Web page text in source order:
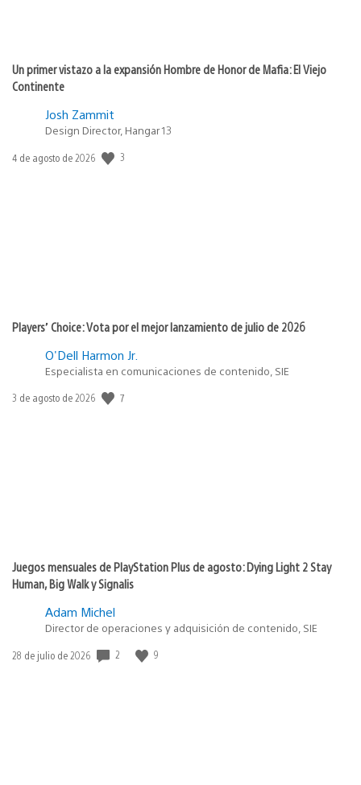
Un primer vistazo a la expansión Hombre de Honor de Mafia: El Viejo
Continente
Josh Zammit
Design Director, Hangar 13
Fecha
4 de agosto de 2026 3
Players’ Choice: Vota por el mejor lanzamiento de julio de 2026
O'Dell Harmon Jr.
Especialista en comunicaciones de contenido, SIE
Fecha
3 de agosto de 2026 7
Juegos mensuales de PlayStation Plus de agosto: Dying Light 2 Stay
Human, Big Walk y Signalis
Adam Michel
Director de operaciones y adquisición de contenido, SIE
Fecha
28 de julio de 2026 2 9